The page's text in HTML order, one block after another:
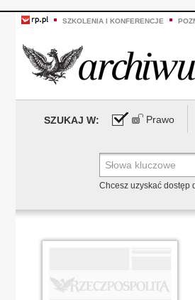
SZKOLENIA I KONFERENCJE
SZUKAJ W: Prawo
Chcesz uzyskać dostęp